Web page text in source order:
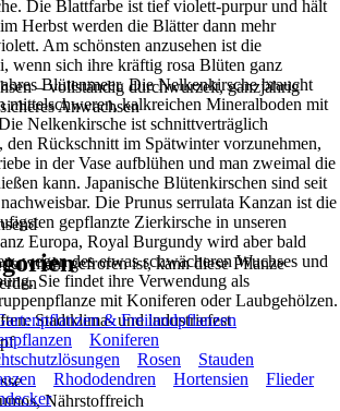
– vollständig durchwurzelt, ganzjährig
Anwachsen
nicht gefroren ist, kann diese Pflanze
Nährstoffreich
Die Blattfarbe ist tief violett-purpur und hält
Herbst werden die Blätter dann mehr
Am schönsten anzusehen ist die
wenn sich ihre kräftig rosa Blüten ganz
Blütenmeer. Die Nelkenkirsche braucht
mittelschweren, kalkreichen Mineralboden mit
Nelkenkirsche ist schnittverträglich
den Rückschnitt im Spätwinter vorzunehmen,
in der Vase aufblühen und man zweimal die
kann. Japanische Blütenkirschen sind seit
nachweisbar. Die Prunus serrulata Kanzan ist die
gepflanzte Zierkirsche in unseren
Europa, Royal Burgundy wird aber bald
wegen des etwas schwächeren Wuchses und
Sie findet ihre Verwendung als
mit Koniferen oder Laubgehölzen.
Stadtklima- und industriefest
& Freilandpflanzen
Koniferen
Rosen
Stauden
Rhododendren Hortensien
Flieder